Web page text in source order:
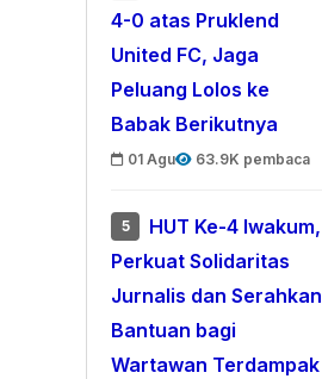
4-0 atas Pruklend
United FC, Jaga
Peluang Lolos ke
Babak Berikutnya
01 Agu 63.9K pembaca
5
HUT Ke-4 Iwakum,
Perkuat Solidaritas
Jurnalis dan Serahkan
Bantuan bagi
Wartawan Terdampak